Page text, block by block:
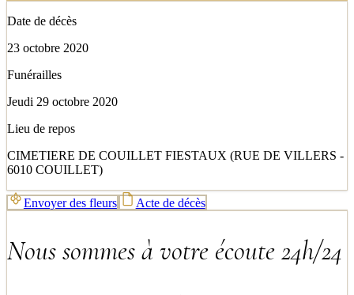
Date de décès
23 octobre 2020
Funérailles
Jeudi 29 octobre 2020
Lieu de repos
CIMETIERE DE COUILLET FIESTAUX (RUE DE VILLERS -
6010 COUILLET)
Envoyer des fleurs Acte de décès
Nous sommes à votre écoute 24h/24